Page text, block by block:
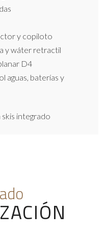
y copiloto
y wáter retractil
D4
aguas, baterías y
integrado